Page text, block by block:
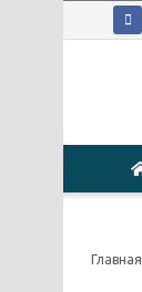
Главная